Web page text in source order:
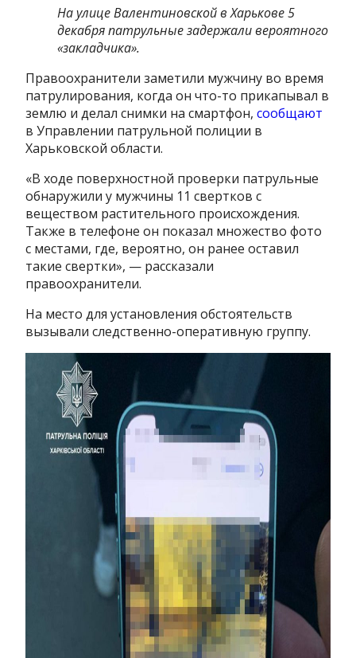
На улице Валентиновской в Харькове 5
декабря патрульные задержали вероятного
«закладчика».
Правоохранители заметили мужчину во время
патрулирования, когда он что-то прикапывал в
землю и делал снимки на смартфон,сообщают
в Управлении патрульной полиции в
Харьковской области.
«В ходе поверхностной проверки патрульные
обнаружили у мужчины 11 свертков с
веществом растительного происхождения.
Также в телефоне он показал множество фото
с местами, где, вероятно, он ранее оставил
такие свертки», — рассказали
правоохранители.
На место для установления обстоятельств
вызывали следственно-оперативную группу.